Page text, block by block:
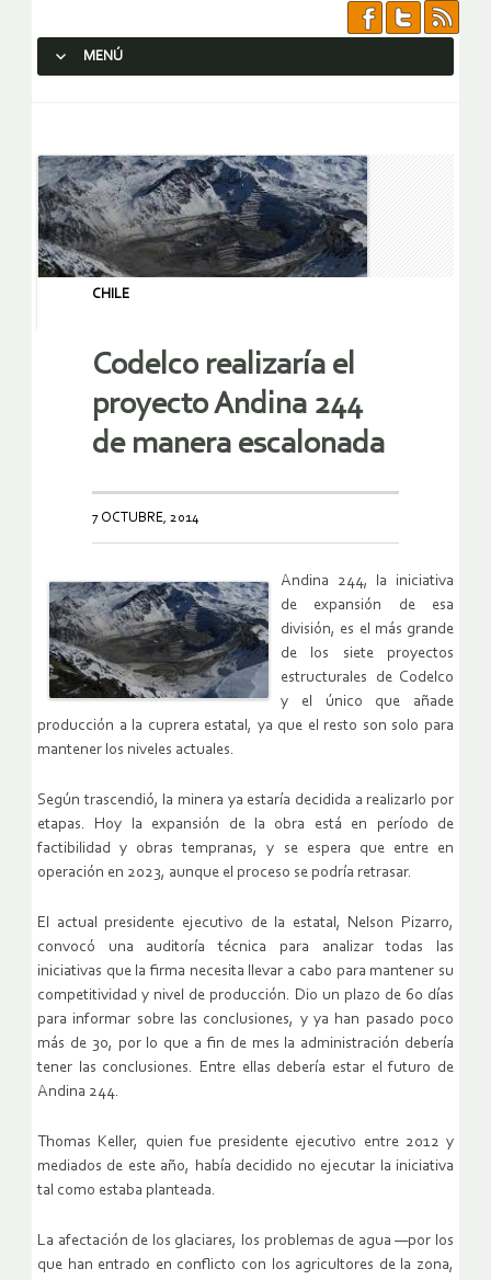
MENÚ
CHILE
Codelco realizaría el
proyecto Andina 244
de manera escalonada
7 OCTUBRE, 2014
Andina 244, la iniciativa
de expansión de esa
división, es el más grande
de los siete proyectos
estructurales de Codelco
y el único que añade
producción a la cuprera estatal, ya que el resto son solo para
mantener los niveles actuales.
Según trascendió, la minera ya estaría decidida a realizarlo por
etapas. Hoy la expansión de la obra está en período de
factibilidad y obras tempranas, y se espera que entre en
operación en 2023, aunque el proceso se podría retrasar.
El actual presidente ejecutivo de la estatal, Nelson Pizarro,
convocó una auditoría técnica para analizar todas las
iniciativas que la firma necesita llevar a cabo para mantener su
competitividad y nivel de producción. Dio un plazo de 60 días
para informar sobre las conclusiones, y ya han pasado poco
más de 30, por lo que a fin de mes la administración debería
tener las conclusiones. Entre ellas debería estar el futuro de
Andina 244.
Thomas Keller, quien fue presidente ejecutivo entre 2012 y
mediados de este año, había decidido no ejecutar la iniciativa
tal como estaba planteada.
La afectación de los glaciares, los problemas de agua —por los
que han entrado en conflicto con los agricultores de la zona,